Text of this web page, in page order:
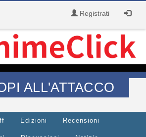
Registrati
ALL'ATTACCO
Edizioni Recensioni